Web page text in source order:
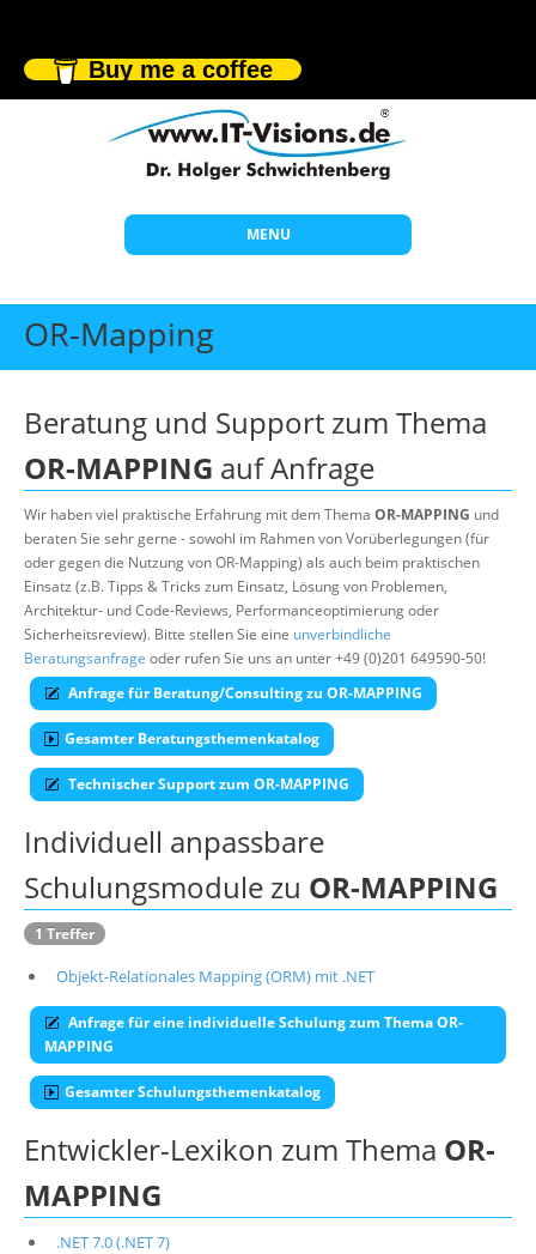
Buy me a coffee
MENU
Start
Themen
Individuelle Schulungen
Offene Seminare
Wissen
Über uns
Suche
OR-Mapping
Beratung und Support zum Thema
OR-MAPPING auf Anfrage
Wir haben viel praktische Erfahrung mit dem Thema OR-MAPPING und
beraten Sie sehr gerne - sowohl im Rahmen von Vorüberlegungen (für
oder gegen die Nutzung von OR-Mapping) als auch beim praktischen
Einsatz (z.B. Tipps & Tricks zum Einsatz, Lösung von Problemen,
Architektur- und Code-Reviews, Performanceoptimierung oder
Sicherheitsreview). Bitte stellen Sie eine unverbindliche
Beratungsanfrage oder rufen Sie uns an unter +49 (0)201 649590-50!
Anfrage für Beratung/Consulting zu OR-MAPPING
Gesamter Beratungsthemenkatalog
Technischer Support zum OR-MAPPING
Individuell anpassbare
Schulungsmodule zu OR-MAPPING
1 Treffer
Objekt-Relationales Mapping (ORM) mit .NET
Anfrage für eine individuelle Schulung zum Thema OR-
MAPPING
Gesamter Schulungsthemenkatalog
Entwickler-Lexikon zum Thema OR-
MAPPING
.NET 7.0 (.NET 7)